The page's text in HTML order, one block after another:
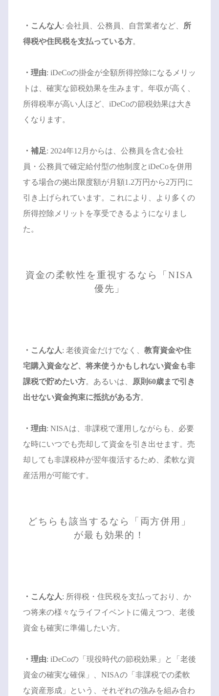
・こんな人: 会社員、公務員、自営業者など、
所
得税や住民税を支払っている方。
・理由: iDeCoの掛金が全額所得控除になるメリッ
トは、確実な節税効果を生みます。年収が高く、
所得税率が高い人ほど、iDeCoの節税効果は大き
くなります。
・補足: 2024年12月からは、公務員を含む会社
員・公務員で確定給付型の他制度とiDeCoを併用
する場合の拠出限度額が月額1.2万円から2万円に
引き上げられています。これにより、より多くの
所得控除メリットを享受できるようになりまし
た。
資金の柔軟性を重視するなら「NISA
優先」
・こんな人: 老後資金だけでなく、 教育資金や住
宅購入資金など、将来使うかもしれない資金も非
課税で貯めたい方。あるいは、
原則60歳まで引き
出せない資金拘束に抵抗がある方。
・理由: NISAは、非課税で運用しながらも、必要
な時にいつでも売却して資金を引き出せます。売
却しても非課税枠が翌年復活するため、柔軟な資
産活用が可能です。
どちらも該当するなら「両方併用」
が最も効果的！
・こんな人: 所得税・住民税を支払っており、か
つ将来の様々なライフイベントに備えつつ、老後
資金も確実に準備したい方。
・理由: iDeCoの「現役時代の節税効果」と「老後
資金の確実な確保」、NISAの「非課税での柔軟
な資産形成」という、それぞれの強みを組み合わ